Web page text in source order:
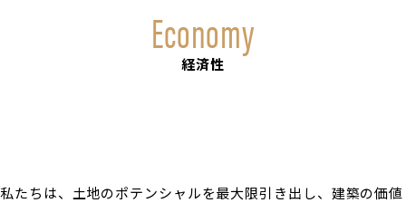
Economy
経済性
私たちは、土地のポテンシャルを最大限引き出し、建築の価値